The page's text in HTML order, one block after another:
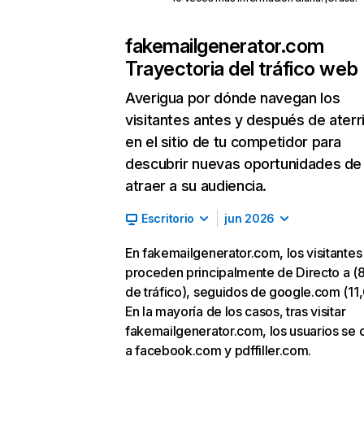
fakemailgenerator.com
Trayectoria del tráfico web
Averigua por dónde navegan los
visitantes antes y después de
en el sitio de tu competidor para
descubrir nuevas oportunidades de
atraer a su audiencia.
Escritorio jun 2026
En fakemailgenerator.com, los visitantes
proceden principalmente de Directo a
de tráfico), seguidos de google.com
En la mayoría de los casos, tras visitar
fakemailgenerator.com, los usuarios se
a facebook.com y pdffiller.com.